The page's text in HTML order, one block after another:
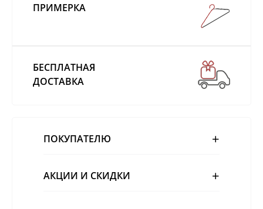
ПРИМЕРКА
БЕСПЛАТНАЯ
ДОСТАВКА
ПОКУПАТЕЛЮ
АКЦИИ И СКИДКИ